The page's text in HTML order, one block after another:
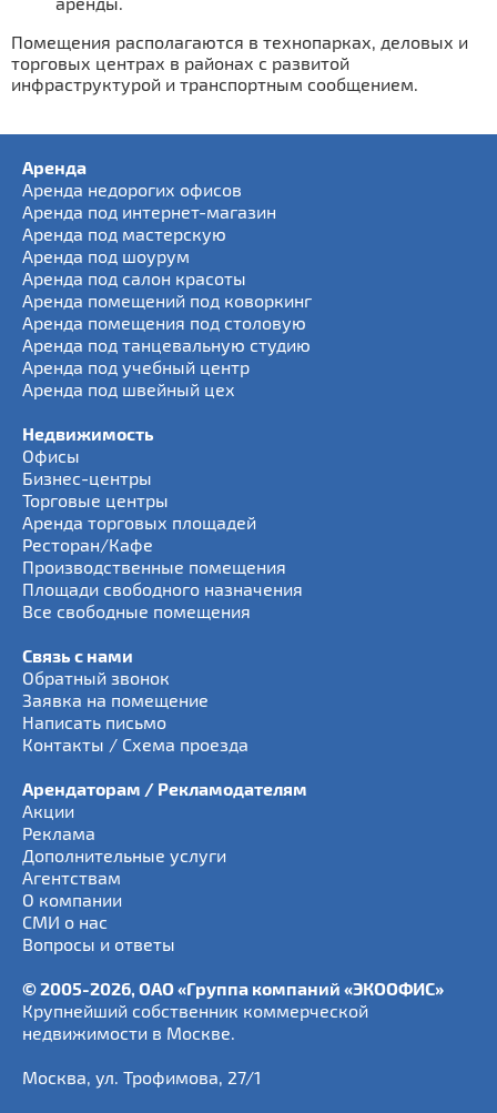
Помещения располагаются в технопарках, деловых и
торговых центрах в районах с развитой
инфраструктурой и транспортным сообщением.
Аренда
Аренда недорогих офисов
Аренда под интернет-магазин
Аренда под мастерскую
Аренда под шоурум
Аренда под салон красоты
Аренда помещений под коворкинг
Аренда помещения под столовую
Аренда под танцевальную студию
Аренда под учебный центр
Аренда под швейный цех
Недвижимость
Офисы
Бизнес-центры
Торговые центры
Аренда торговых площадей
Ресторан/Кафе
Производственные помещения
Площади свободного назначения
Все свободные помещения
Связь с нами
Обратный звонок
Заявка на помещение
Написать письмо
Контакты / Схема проезда
Арендаторам / Рекламодателям
Акции
Реклама
Дополнительные услуги
Агентствам
О компании
СМИ о нас
Вопросы и ответы
© 2005-2026, ОАО «Группа компаний «ЭКООФИС»
Крупнейший собственник коммерческой
недвижимости в Москве.
Москва, ул. Трофимова, 27/1